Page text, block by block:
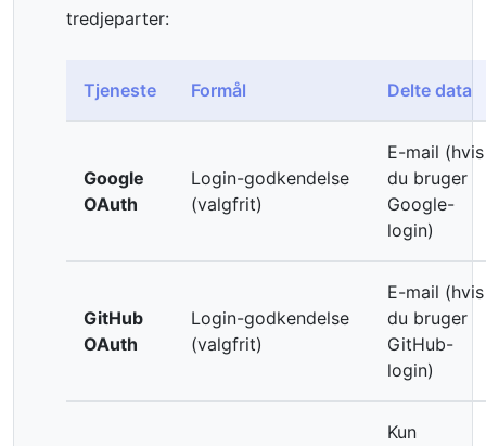
tredjeparter:
Tjeneste Formål Delte data
Google
OAuth
Login-godkendelse
(valgfrit)
E-mail (hvis
du bruger
Google-
login)
GitHub
OAuth
Login-godkendelse
(valgfrit)
E-mail (hvis
du bruger
GitHub-
login)
Kun